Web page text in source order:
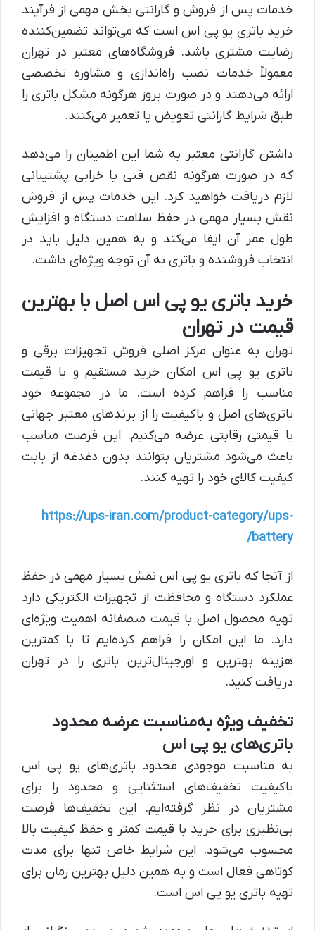
خدمات پس از فروش و گارانتی بخش مهمی از فرآیند
خرید باتری یو پی اس است که می‌تواند تضمین‌کننده
رضایت مشتری باشد. فروشگاه‌های معتبر در تهران
معمولاً خدمات نصب راه‌اندازی و مشاوره تخصصی
ارائه می‌دهند و در صورت بروز هرگونه مشکل باتری را
طبق شرایط گارانتی تعویض یا تعمیر می‌کنند.
داشتن گارانتی معتبر به شما این اطمینان را می‌دهد
که در صورت هرگونه نقص فنی یا خرابی پشتیبانی
لازم دریافت خواهید کرد. این خدمات پس از فروش
نقش بسیار مهمی در حفظ سلامت دستگاه و افزایش
طول عمر آن ایفا می‌کند و به همین دلیل باید در
انتخاب فروشنده و باتری به آن توجه ویژه‌ای داشت.
خرید باتری یو پی اس اصل با بهترین
قیمت در تهران
تهران به عنوان مرکز اصلی فروش تجهیزات برقی و
باتری یو پی اس امکان خرید مستقیم و با قیمت
مناسب را فراهم کرده است. ما در مجموعه خود
باتری‌های اصل و باکیفیت را از برندهای معتبر جهانی
با قیمتی رقابتی عرضه می‌کنیم. این فرصت مناسب
باعث می‌شود مشتریان بتوانند بدون دغدغه از بابت
کیفیت کالای خود را تهیه کنند.
https://ups-iran.com/product-category/ups-
battery/
از آنجا که باتری یو پی اس نقش بسیار مهمی در حفظ
عملکرد دستگاه و محافظت از تجهیزات الکتریکی دارد
تهیه محصول اصل با قیمت منصفانه اهمیت ویژه‌ای
دارد. ما این امکان را فراهم کرده‌ایم تا با کمترین
هزینه بهترین و اورجینال‌ترین باتری را در تهران
دریافت کنید.
تخفیف ویژه به‌مناسبت عرضه محدود
باتری‌های یو پی اس
به مناسبت موجودی محدود باتری‌های یو پی اس
باکیفیت تخفیف‌های استثنایی و محدود را برای
مشتریان در نظر گرفته‌ایم. این تخفیف‌ها فرصت
بی‌نظیری برای خرید با قیمت کمتر و حفظ کیفیت بالا
محسوب می‌شود. این شرایط خاص تنها برای مدت
کوتاهی فعال است و به همین دلیل بهترین زمان برای
تهیه باتری یو پی اس است.